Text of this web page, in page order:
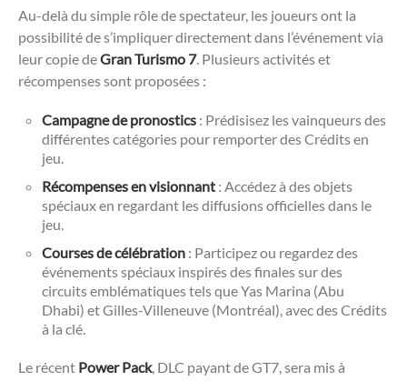
Au-delà du simple rôle de spectateur, les joueurs ont la
possibilité de s’impliquer directement dans l’événement via
leur copie deGran Turismo 7. Plusieurs activités et
récompenses sont proposées :
Campagne de pronostics : Prédisisez les vainqueurs des
différentes catégories pour remporter des Crédits en
jeu.
Récompenses en visionnant : Accédez à des objets
spéciaux en regardant les diffusions officielles dans le
jeu.
Courses de célébration : Participez ou regardez des
événements spéciaux inspirés des finales sur des
circuits emblématiques tels que Yas Marina (Abu
Dhabi) et Gilles-Villeneuve (Montréal), avec des Crédits
à la clé.
Le récent Power Pack, DLC payant de GT7, sera mis à